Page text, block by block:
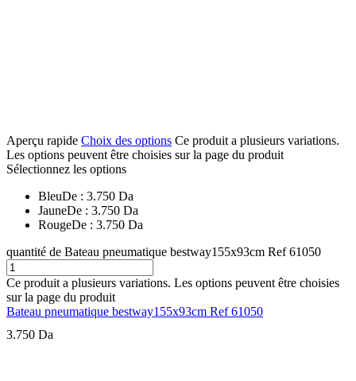
Aperçu rapide Choix des options Ce produit a plusieurs variations.
Les options peuvent être choisies sur la page du produit
Sélectionnez les options
BleuDe : 3.750 Da
JauneDe : 3.750 Da
RougeDe : 3.750 Da
quantité de Bateau pneumatique bestway155x93cm Ref 61050
Ce produit a plusieurs variations. Les options peuvent être choisies
sur la page du produit
Bateau pneumatique bestway155x93cm Ref 61050
3.750 Da